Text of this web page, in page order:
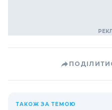
ТАКОЖ ЗА ТЕМОЮ